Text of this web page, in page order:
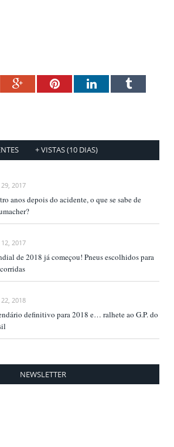
Google+PinterestLinkedInTumblr
+ VISTAS (10 DIAS)
29, 2017
anos depois do acidente, o que se sabe de
12, 2017
de 2018 já começou! Pneus escolhidos para
22, 2018
definitivo para 2018 e… ralhete ao G.P. do
NEWSLETTER